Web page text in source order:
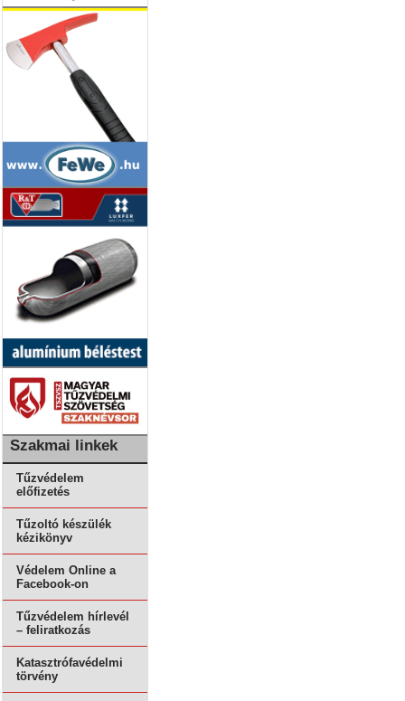
Szakmai linkek
Tűzvédelem
előfizetés
Tűzoltó készülék
kézikönyv
Védelem Online a
Facebook-on
Tűzvédelem hírlevél
– feliratkozás
Katasztrófavédelmi
törvény